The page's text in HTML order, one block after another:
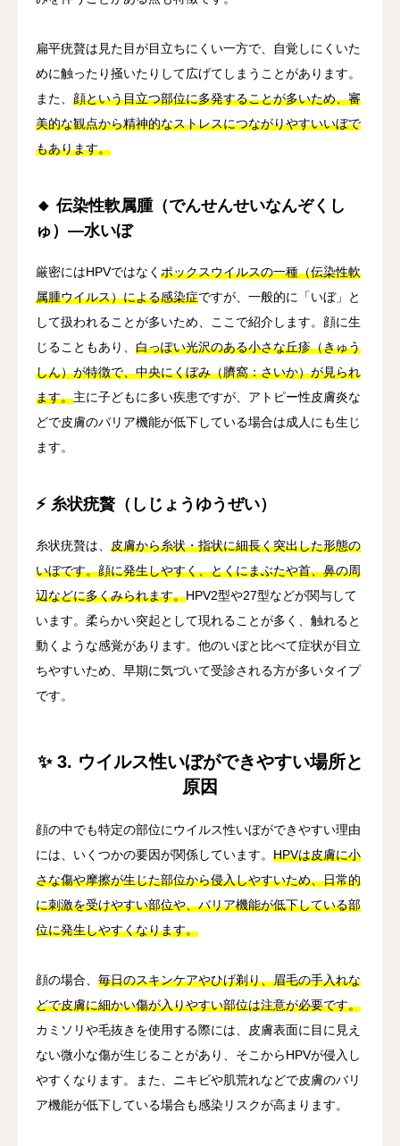
扁平疣贅は見た目が目立ちにくい一方で、自覚しにくいた
めに触ったり掻いたりして広げてしまうことがあります。
また、 顔という目立つ部位に多発することが多いため、審
美的な観点から精神的なストレスにつながりやすいいぼで
もあります。
🔸 伝染性軟属腫（でんせんせいなんぞくし
ゅ）—水いぼ
厳密にはHPVではなく ポックスウイルスの一種（伝染性軟
属腫ウイルス）による感染症ですが、一般的に「いぼ」と
して扱われることが多いため、ここで紹介します。顔に生
じることもあり、 白っぽい光沢のある小さな丘疹（きゅう
しん）が特徴で、中央にくぼみ（臍窩：さいか）が見られ
ます。主に子どもに多い疾患ですが、アトピー性皮膚炎な
どで皮膚のバリア機能が低下している場合は成人にも生じ
ます。
⚡ 糸状疣贅（しじょうゆうぜい）
糸状疣贅は、 皮膚から糸状・指状に細長く突出した形態の
いぼです。顔に発生しやすく、とくにまぶたや首、鼻の周
辺などに多くみられます。HPV2型や27型などが関与して
います。柔らかい突起として現れることが多く、触れると
動くような感覚があります。他のいぼと比べて症状が目立
ちやすいため、早期に気づいて受診される方が多いタイプ
です。
✨ 3. ウイルス性いぼができやすい場所と
原因
顔の中でも特定の部位にウイルス性いぼができやすい理由
には、いくつかの要因が関係しています。 HPVは皮膚に小
さな傷や摩擦が生じた部位から侵入しやすいため、日常的
に刺激を受けやすい部位や、バリア機能が低下している部
位に発生しやすくなります。
顔の場合、 毎日のスキンケアやひげ剃り、眉毛の手入れな
どで皮膚に細かい傷が入りやすい部位は注意が必要です。
カミソリや毛抜きを使用する際には、皮膚表面に目に見え
ない微小な傷が生じることがあり、そこからHPVが侵入し
やすくなります。また、ニキビや肌荒れなどで皮膚のバリ
ア機能が低下している場合も感染リスクが高まります。